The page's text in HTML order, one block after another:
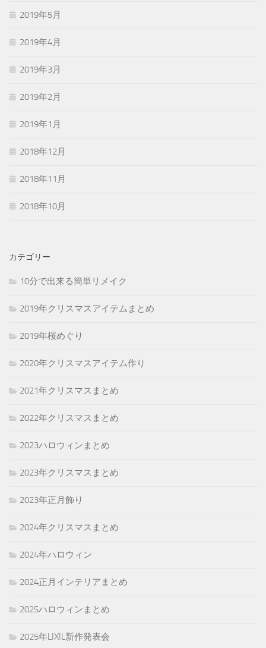
2019年5月
2019年4月
2019年3月
2019年2月
2019年1月
2018年12月
2018年11月
2018年10月
カテゴリー
10分で出来る簡単リメイク
2019年クリスマスアイテムまとめ
2019年桜めぐり
2020年クリスマスアイテム作り
2021年クリスマスまとめ
2022年クリスマスまとめ
2023ハロウィンまとめ
2023年クリスマスまとめ
2023年正月飾り
2024年クリスマスまとめ
2024年ハロウィン
2024正月インテリアまとめ
2025ハロウィンまとめ
2025年LIXIL新作発表会